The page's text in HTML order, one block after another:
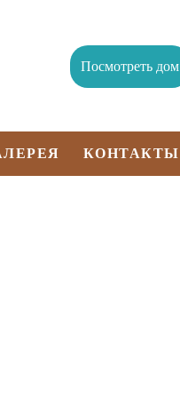
Посмотреть дом
КОНТАКТЫ